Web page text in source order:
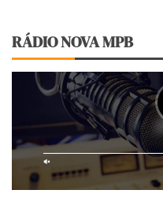
RÁDIO NOVA MPB